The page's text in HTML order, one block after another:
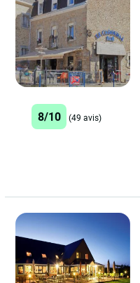
8/10 (49 avis)